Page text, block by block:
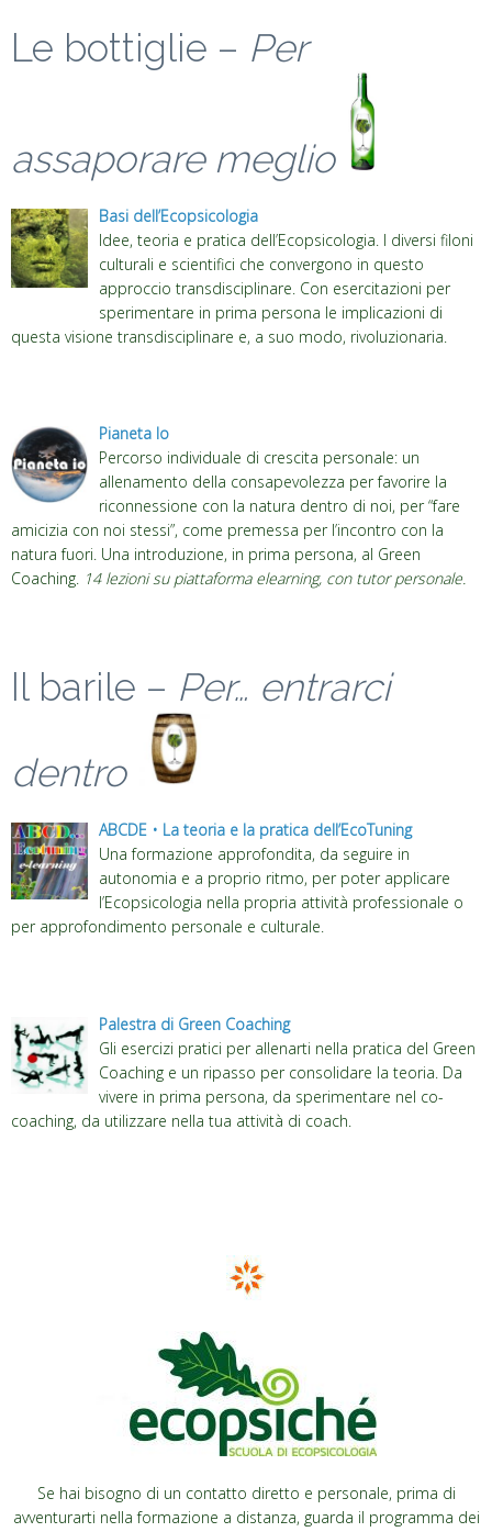
Le bottiglie – Per
assaporare meglio
Basi dell’Ecopsicologia
Idee, teoria e pratica dell’Ecopsicologia. I diversi filoni
culturali e scientifici che convergono in questo
approccio transdisciplinare. Con esercitazioni per
sperimentare in prima persona le implicazioni di
questa visione transdisciplinare e, a suo modo, rivoluzionaria.
Pianeta Io
Percorso individuale di crescita personale: un
allenamento della consapevolezza per favorire la
riconnessione con la natura dentro di noi, per “fare
amicizia con noi stessi”, come premessa per l’incontro con la
natura fuori. Una introduzione, in prima persona, al Green
Coaching. 14 lezioni su piattaforma elearning, con tutor personale.
Il barile – Per… entrarci
dentro
ABCDE • La teoria e la pratica dell’EcoTuning
Una formazione approfondita, da seguire in
autonomia e a proprio ritmo, per poter applicare
l’Ecopsicologia nella propria attività professionale o
per approfondimento personale e culturale.
Palestra di Green Coaching
Gli esercizi pratici per allenarti nella pratica del Green
Coaching e un ripasso per consolidare la teoria. Da
vivere in prima persona, da sperimentare nel co-
coaching, da utilizzare nella tua attività di coach.
Se hai bisogno di un contatto diretto e personale, prima di
avventurarti nella formazione a distanza, guarda il programma dei